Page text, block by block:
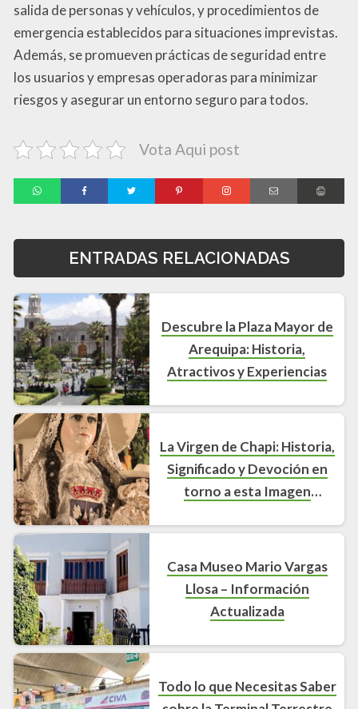
salida de personas y vehículos, y procedimientos de
emergencia establecidos para situaciones imprevistas.
Además, se promueven prácticas de seguridad entre
los usuarios y empresas operadoras para minimizar
riesgos y asegurar un entorno seguro para todos.
Vota Aqui post
ENTRADAS RELACIONADAS
Descubre la Plaza Mayor de
Arequipa: Historia,
Atractivos y Experiencias
La Virgen de Chapi: Historia,
Significado y Devoción en
torno a esta Imagen
Casa Museo Mario Vargas
Llosa – Información
Actualizada
Todo lo que Necesitas Saber